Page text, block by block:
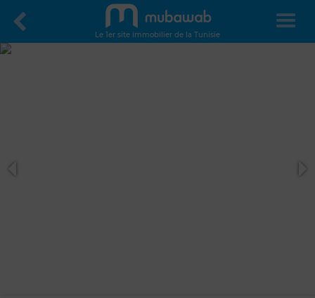
Le 1er site immobilier de la Tunisie